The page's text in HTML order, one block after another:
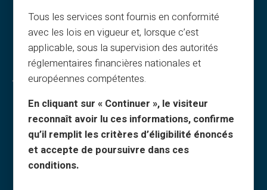
Juridiske oplysninger & vilkår
Generelle vilkår
Juridisk meddelelse
Privatlivspolitik
Brugsbetingelser
Cookiepolitik
Tous les services sont fournis en conformité
avec les lois en vigueur et, lorsque c’est
applicable, sous la supervision des autorités
réglementaires financières nationales et
européennes compétentes.
En cliquant sur « Continuer », le visiteur
reconnaît avoir lu ces informations, confirme
qu’il remplit les critères d’éligibilité énoncés
et accepte de poursuivre dans ces
conditions.